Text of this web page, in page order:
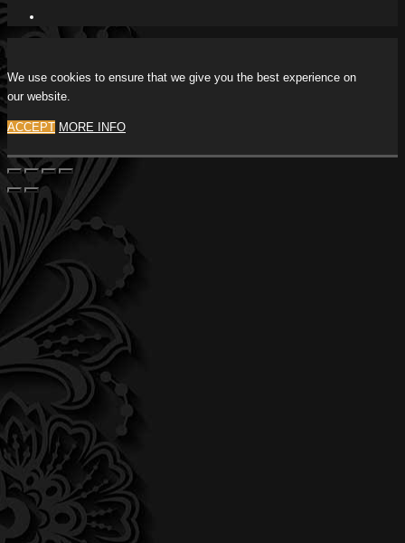
We use cookies to ensure that we give you the best experience on
our website.
ACCEPT MORE INFO